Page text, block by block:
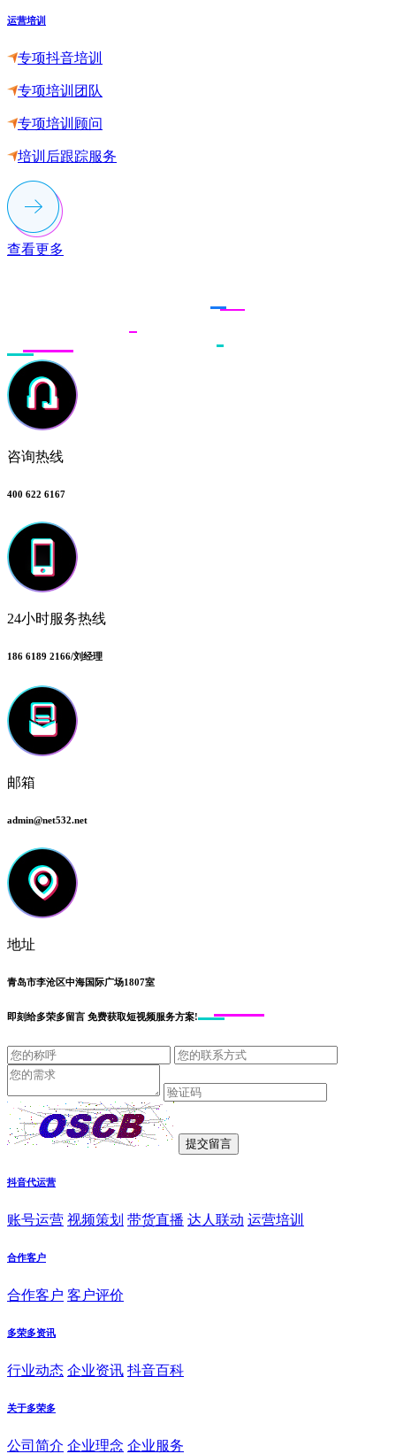
运营培训
专项抖音培训
专项培训团队
专项培训顾问
培训后跟踪服务
查看更多
咨询热线
400 622 6167
24小时服务热线
186 6189 2166/刘经理
邮箱
admin@net532.net
地址
青岛市李沧区中海国际广场1807室
即刻给多荣多留言 免费获取短视频服务方案!
抖音代运营
账号运营 视频策划 带货直播 达人联动 运营培训
合作客户
合作客户 客户评价
多荣多资讯
行业动态 企业资讯 抖音百科
关于多荣多
公司简介 企业理念 企业服务